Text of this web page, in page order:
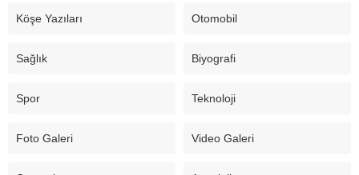
Köşe Yazıları Otomobil
Sağlık Biyografi
Spor Teknoloji
Foto Galeri Video Galeri